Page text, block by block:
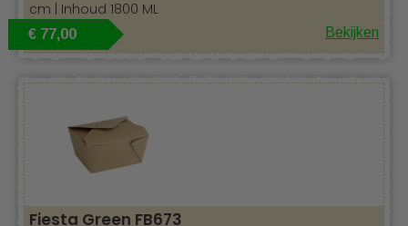
cm | Inhoud 1800 ML
€ 77,00 Bekijken
Fiesta Green FB673